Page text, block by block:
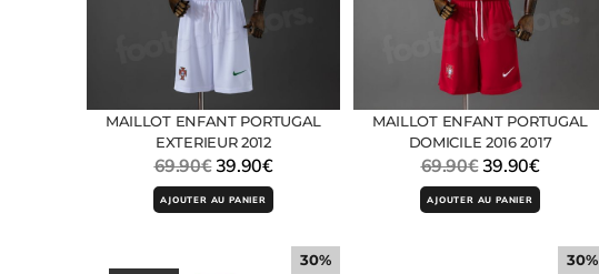
MAILLOT ENFANT PORTUGAL
EXTERIEUR 2012
69.90€39.90€
AJOUTER AU PANIER
MAILLOT ENFANT PORTUGAL
DOMICILE 2016 2017
69.90€39.90€
AJOUTER AU PANIER
30%
30%